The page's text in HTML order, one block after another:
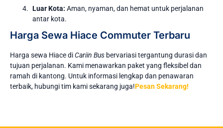
Luar Kota: Aman, nyaman, dan hemat untuk perjalanan
antar kota.
Harga Sewa Hiace Commuter Terbaru
Harga sewa Hiace diCariin Bus bervariasi tergantung durasi dan
tujuan perjalanan. Kami menawarkan paket yang fleksibel dan
ramah di kantong. Untuk informasi lengkap dan penawaran
terbaik, hubungi tim kami sekarang juga!Pesan Sekarang!